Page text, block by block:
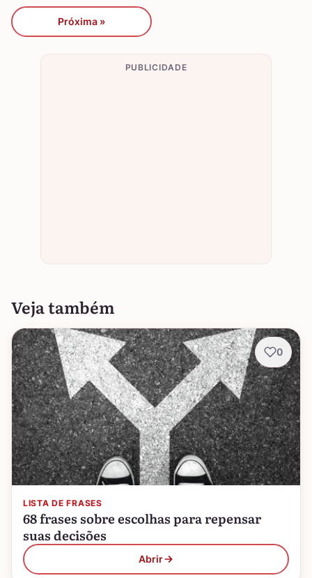
Próxima »
PUBLICIDADE
Veja também
LISTA DE FRASES
68 frases sobre escolhas para repensar
suas decisões
Abrir
0